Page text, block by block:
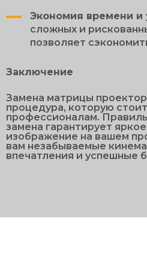
Экономия времени и
сложных и
позволяет
Заключение
Замена матрицы
процедура, которую
профессионалам.
замена гарантирует
изображение на вашем
вам незабываемые
впечатления и успешные